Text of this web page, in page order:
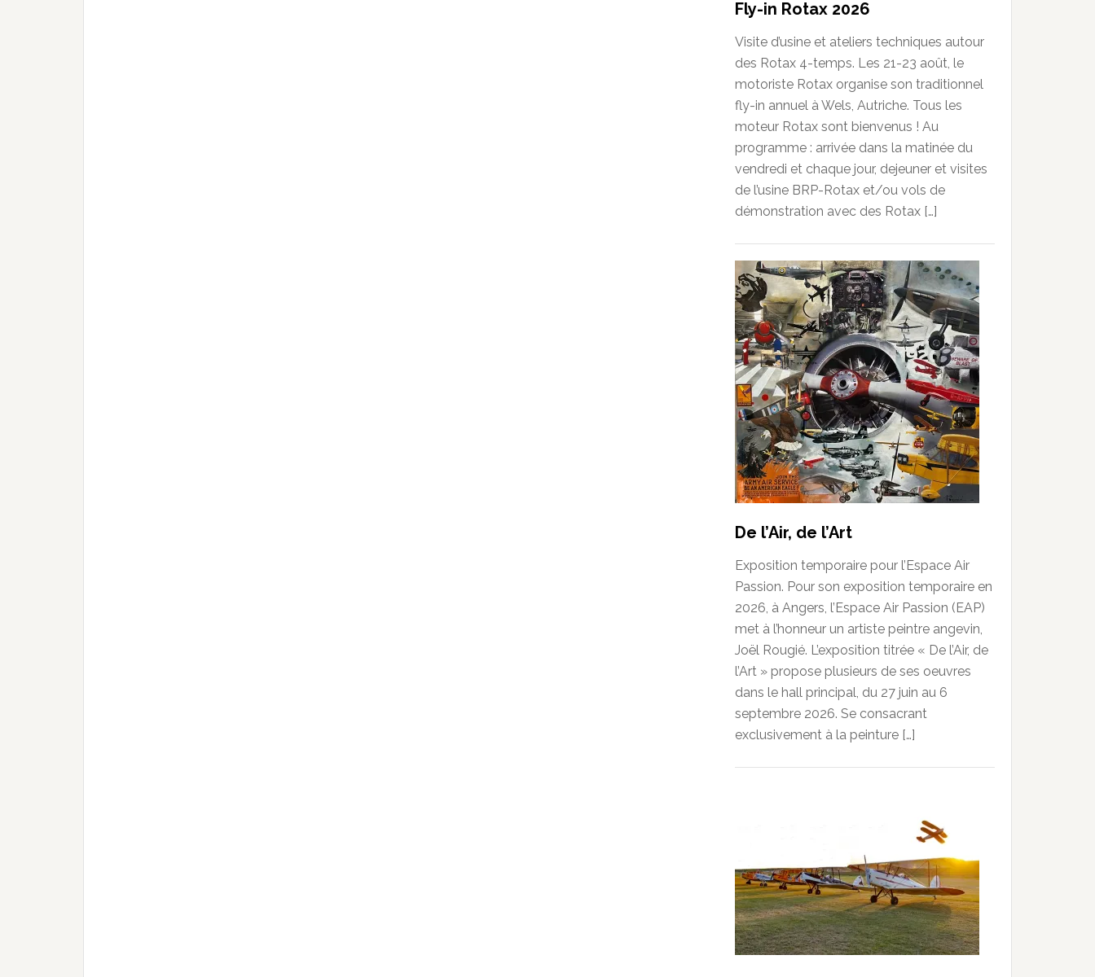
Fly-in Rotax 2026
Visite d’usine et ateliers techniques autour
des Rotax 4-temps. Les 21-23 août, le
motoriste Rotax organise son traditionnel
fly-in annuel à Wels, Autriche. Tous les
moteur Rotax sont bienvenus ! Au
programme : arrivée dans la matinée du
vendredi et chaque jour, dejeuner et visites
de l’usine BRP-Rotax et/ou vols de
démonstration avec des Rotax […]
De l’Air, de l’Art
Exposition temporaire pour l’Espace Air
Passion. Pour son exposition temporaire en
2026, à Angers, l’Espace Air Passion (EAP)
met à l’honneur un artiste peintre angevin,
Joël Rougié. L’exposition titrée « De l’Air, de
l’Art » propose plusieurs de ses oeuvres
dans le hall principal, du 27 juin au 6
septembre 2026. Se consacrant
exclusivement à la peinture […]